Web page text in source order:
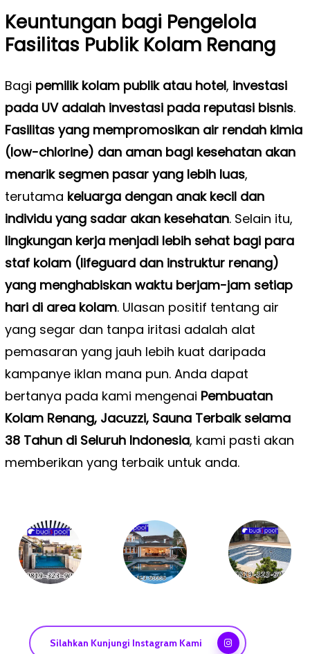
Keuntungan bagi Pengelola
Fasilitas Publik Kolam Renang
Bagi pemilik kolam publik atau hotel, investasi
pada UV adalah investasi pada reputasi bisnis.
Fasilitas yang mempromosikan air rendah kimia
(low-chlorine) dan aman bagi kesehatan akan
menarik segmen pasar yang lebih luas,
terutama keluarga dengan anak kecil dan
individu yang sadar akan kesehatan. Selain itu,
lingkungan kerja menjadi lebih sehat bagi para
staf kolam (lifeguard dan instruktur renang)
yang menghabiskan waktu berjam-jam setiap
hari di area kolam. Ulasan positif tentang air
yang segar dan tanpa iritasi adalah alat
pemasaran yang jauh lebih kuat daripada
kampanye iklan mana pun. Anda dapat
bertanya pada kami mengenai Pembuatan
Kolam Renang, Jacuzzi, Sauna Terbaik selama
38 Tahun di Seluruh Indonesia, kami pasti akan
memberikan yang terbaik untuk anda.
Silahkan Kunjungi Instagram Kami